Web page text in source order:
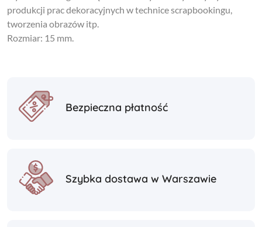
produkcji prac dekoracyjnych w technice scrapbookingu,
tworzenia obrazów itp.
Rozmiar: 15 mm.
Bezpieczna płatność
Szybka dostawa w Warszawie